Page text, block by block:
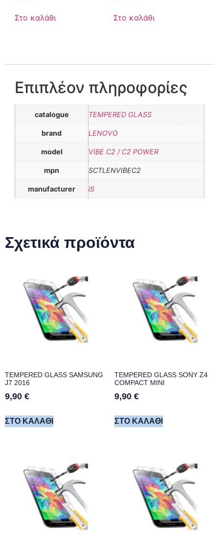
Στο καλάθι Στο καλάθι
Επιπλέον πληροφορίες
catalogue TEMPERED GLASS
brand LENOVO
model VIBE C2 / C2 POWER
mpn SCTLENVIBEC2
manufacturer iS
Σχετικά προϊόντα
TEMPERED GLASS SAMSUNG
J7 2016
9,90 €
ΣΤΟ ΚΑΛΆΘΙ
TEMPERED GLASS SONY Z4
COMPACT MINI
9,90 €
ΣΤΟ ΚΑΛΆΘΙ